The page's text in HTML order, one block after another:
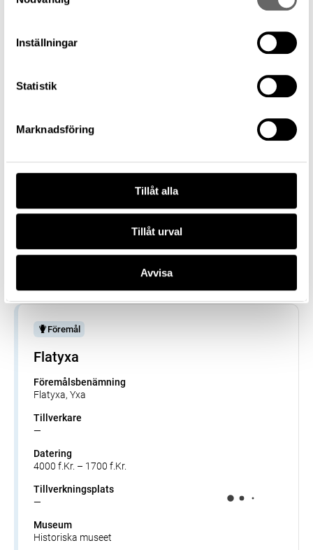
Inställningar
Statistik
Marknadsföring
Tillåt alla
Tillåt urval
Avvisa
Föremålsbenämning
Mikrolit
—
9500 f.Kr. – 4000 f.Kr.
Föremålsnummer
Förvärvsnummer
Föremål
Flatyxa
Föremålsbenämning
Flatyxa, Yxa
Tillverkare
—
Datering
4000 f.Kr. – 1700 f.Kr.
Tillverkningsplats
—
Museum
Historiska museet